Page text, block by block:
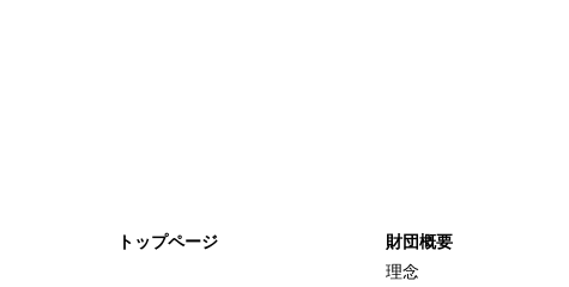
トップページ
財団概要
理念